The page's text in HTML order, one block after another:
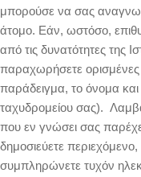
μπορούσε να σας
άτομο. Εάν, ωστόσο,
από τις δυνατότητες της
παραχωρήσετε
παράδειγμα, το όνομα και
ταχυδρομείου σας).
που εν γνώσει σας
δημοσιεύετε
συμπληρώνετε τυχόν